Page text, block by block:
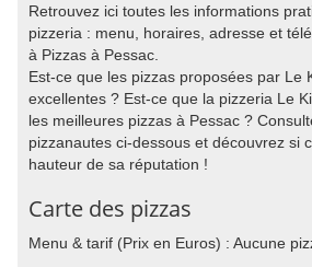
Retrouvez ici toutes les informations
pizzeria : menu, horaires, adresse et
à Pizzas à Pessac.
Est-ce que les pizzas proposées par Le
excellentes ? Est-ce que la pizzeria Le
les meilleures pizzas à Pessac ?
pizzanautes ci-dessous et découvrez si
hauteur de sa réputation !
Carte des pizzas
Menu & tarif (Prix en Euros) : Aucune